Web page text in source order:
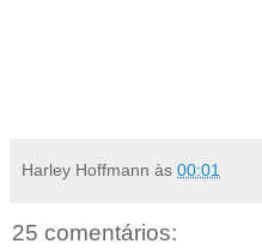
Harley Hoffmann às 00:01
25 comentários: